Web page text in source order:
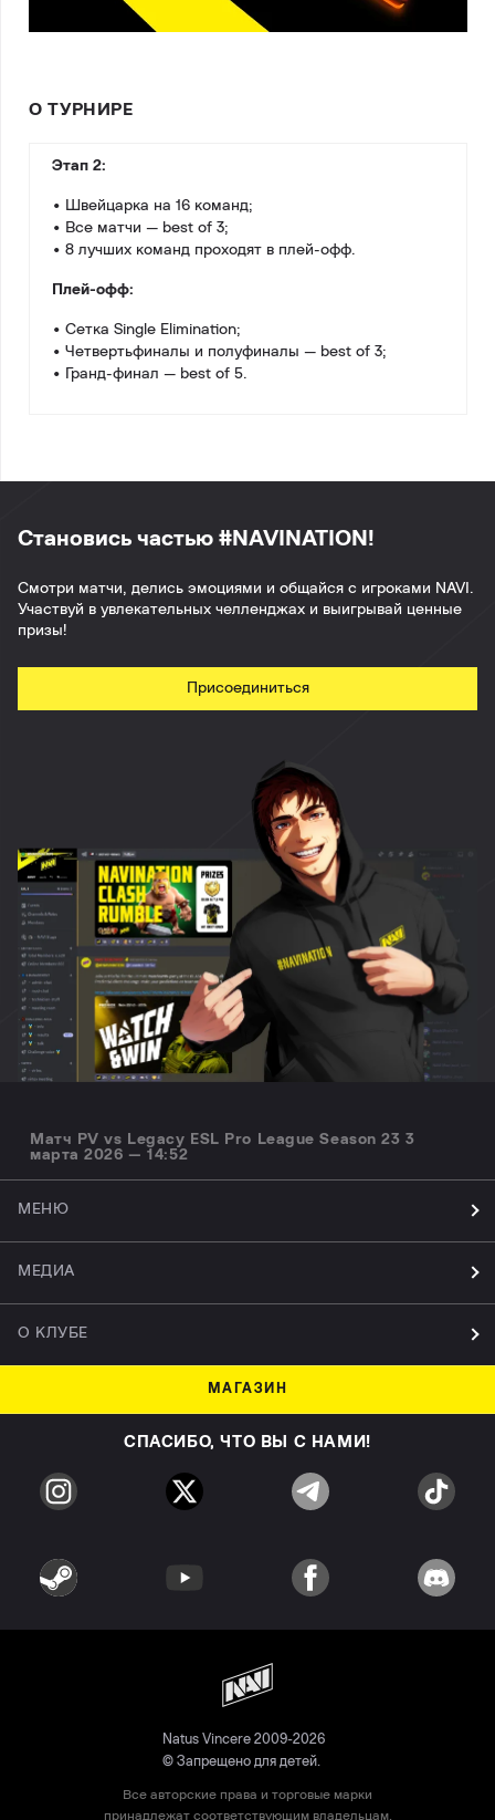
О ТУРНИРЕ
Этап 2:
• Швейцарка на 16 команд;
• Все матчи — best of 3;
• 8 лучших команд проходят в плей-офф.
Плей-офф:
• Сетка Single Elimination;
• Четвертьфиналы и полуфиналы — best of 3;
• Гранд-финал — best of 5.
Становись частью #NAVINATION!
Смотри матчи, делись эмоциями и общайся с игроками NAVI.
Участвуй в увлекательных челленджах и выигрывай ценные
призы!
Присоединиться
Матч PV vs Legacy ESL Pro League Season 23 3
марта 2026 — 14:52
МЕНЮ
МЕДИА
О КЛУБЕ
МАГАЗИН
СПАСИБО, ЧТО ВЫ С НАМИ!
Natus Vincere 2009-2026
© Запрещено для детей.
Все авторские права и торговые марки
принадлежат соответствующим владельцам.